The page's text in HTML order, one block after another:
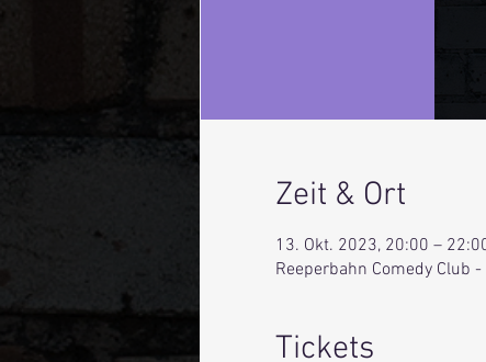
Zeit & Ort
13. Okt. 2023, 20:00 –
Reeperbahn Comedy Club
Tickets